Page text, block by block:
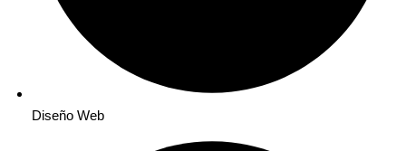
Diseño Web